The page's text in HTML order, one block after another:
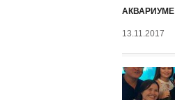
АКВАРИУМЕ
13.11.2017